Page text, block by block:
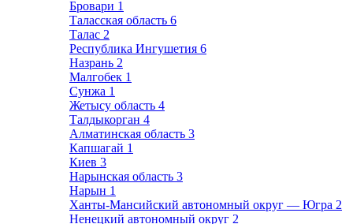
Бровари 1
Таласская область 6
Талас 2
Республика Ингушетия 6
Назрань 2
Малгобек 1
Сунжа 1
Жетысу область 4
Талдыкорган 4
Алматинская область 3
Капшагай 1
Киев 3
Нарынская область 3
Нарын 1
Ханты-Мансийский автономный округ — Югра 2
Ненецкий автономный округ 2